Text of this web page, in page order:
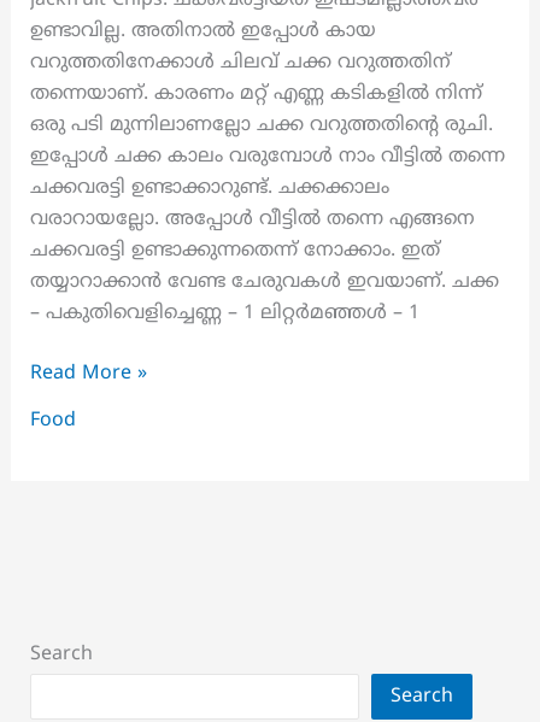
Stew
Recipe
ഉണ്ടാവില്ല. അതിനാൽ ഇപ്പോൾ കായ
വറുത്തതിനേക്കാൾ ചിലവ് ചക്ക വറുത്തതിന്
തന്നെയാണ്. കാരണം മറ്റ് എണ്ണ കടികളിൽ നിന്ന്
ഒരു പടി മുന്നിലാണല്ലോ ചക്ക വറുത്തതിൻ്റെ രുചി.
ഇപ്പോൾ ചക്ക കാലം വരുമ്പോൾ നാം വീട്ടിൽ തന്നെ
ചക്കവരട്ടി ഉണ്ടാക്കാറുണ്ട്. ചക്കക്കാലം
വരാറായല്ലോ. അപ്പോൾ വീട്ടിൽ തന്നെ എങ്ങനെ
ചക്കവരട്ടി ഉണ്ടാക്കുന്നതെന്ന് നോക്കാം. ഇത്
തയ്യാറാക്കാൻ വേണ്ട ചേരുവകൾ ഇവയാണ്. ചക്ക
– പകുതിവെളിച്ചെണ്ണ – 1 ലിറ്റർമഞ്ഞൾ – 1
ചക്ക
ചിപ്സ്
Read More »
Food
Search
Search